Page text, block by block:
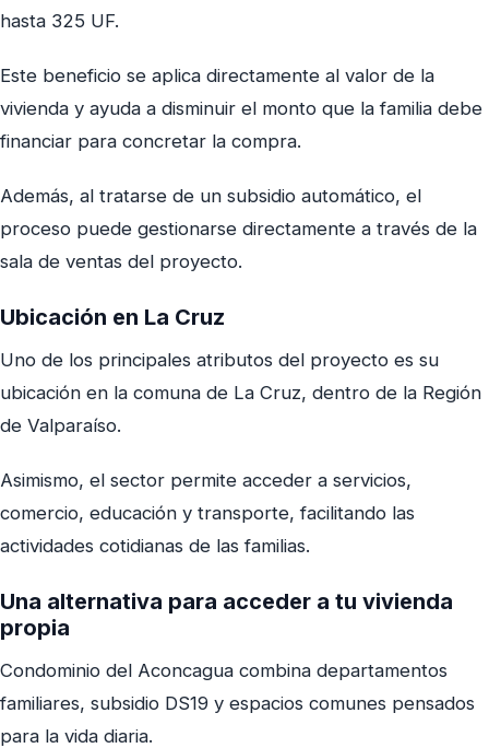
hasta 325 UF.
Este beneficio se aplica directamente al valor de la
vivienda y ayuda a disminuir el monto que la familia debe
financiar para concretar la compra.
Además, al tratarse de un subsidio automático, el
proceso puede gestionarse directamente a través de la
sala de ventas del proyecto.
Ubicación en La Cruz
Uno de los principales atributos del proyecto es su
ubicación en la comuna de La Cruz, dentro de la Región
de Valparaíso.
Asimismo, el sector permite acceder a servicios,
comercio, educación y transporte, facilitando las
actividades cotidianas de las familias.
Una alternativa para acceder a tu vivienda
propia
Condominio del Aconcagua combina departamentos
familiares, subsidio DS19 y espacios comunes pensados
para la vida diaria.